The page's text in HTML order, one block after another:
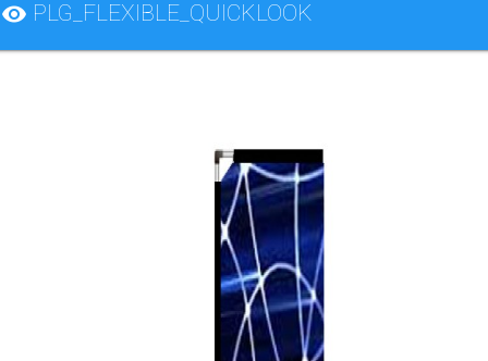
visibility PLG_FLEXIBLE_QUICKLOOK